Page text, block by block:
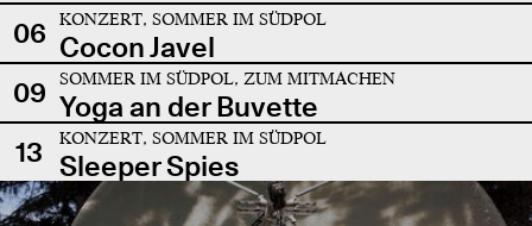
06 KONZERT, SOMMER IM SÜDPOL
Cocon Javel
09
SOMMER IM SÜDPOL, ZUM MITMACHEN
Yoga an der Buvette
13
KONZERT, SOMMER IM SÜDPOL
Sleeper Spies